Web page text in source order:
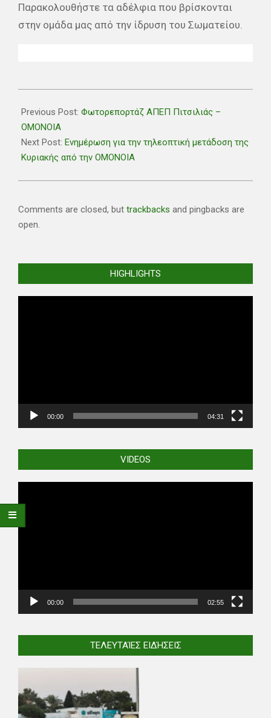
Παρακολουθήστε τα αδέλφια που βρίσκονται
στην ομάδα μας από την ίδρυση του Σωματείου.
03-
04
Previous Post: Φωτορεπορτάζ ΑΠΕΠ Πιτσιλιάς –
ΟΜΟΝΟΙΑ
Next Post: Ενημέρωση για την τηλεοπτική μετάδοση της
Κυριακής από την ΟΜΟΝΟΙΑ
Comments are closed, but trackbacks and pingbacks are
open.
HIGHLIGHTS
00:00 04:31
VIDEOS
Player
00:00 02:55
ΤΕΛΕΥΤΑΊΕΣ ΕΙΔΉΣΕΙΣ